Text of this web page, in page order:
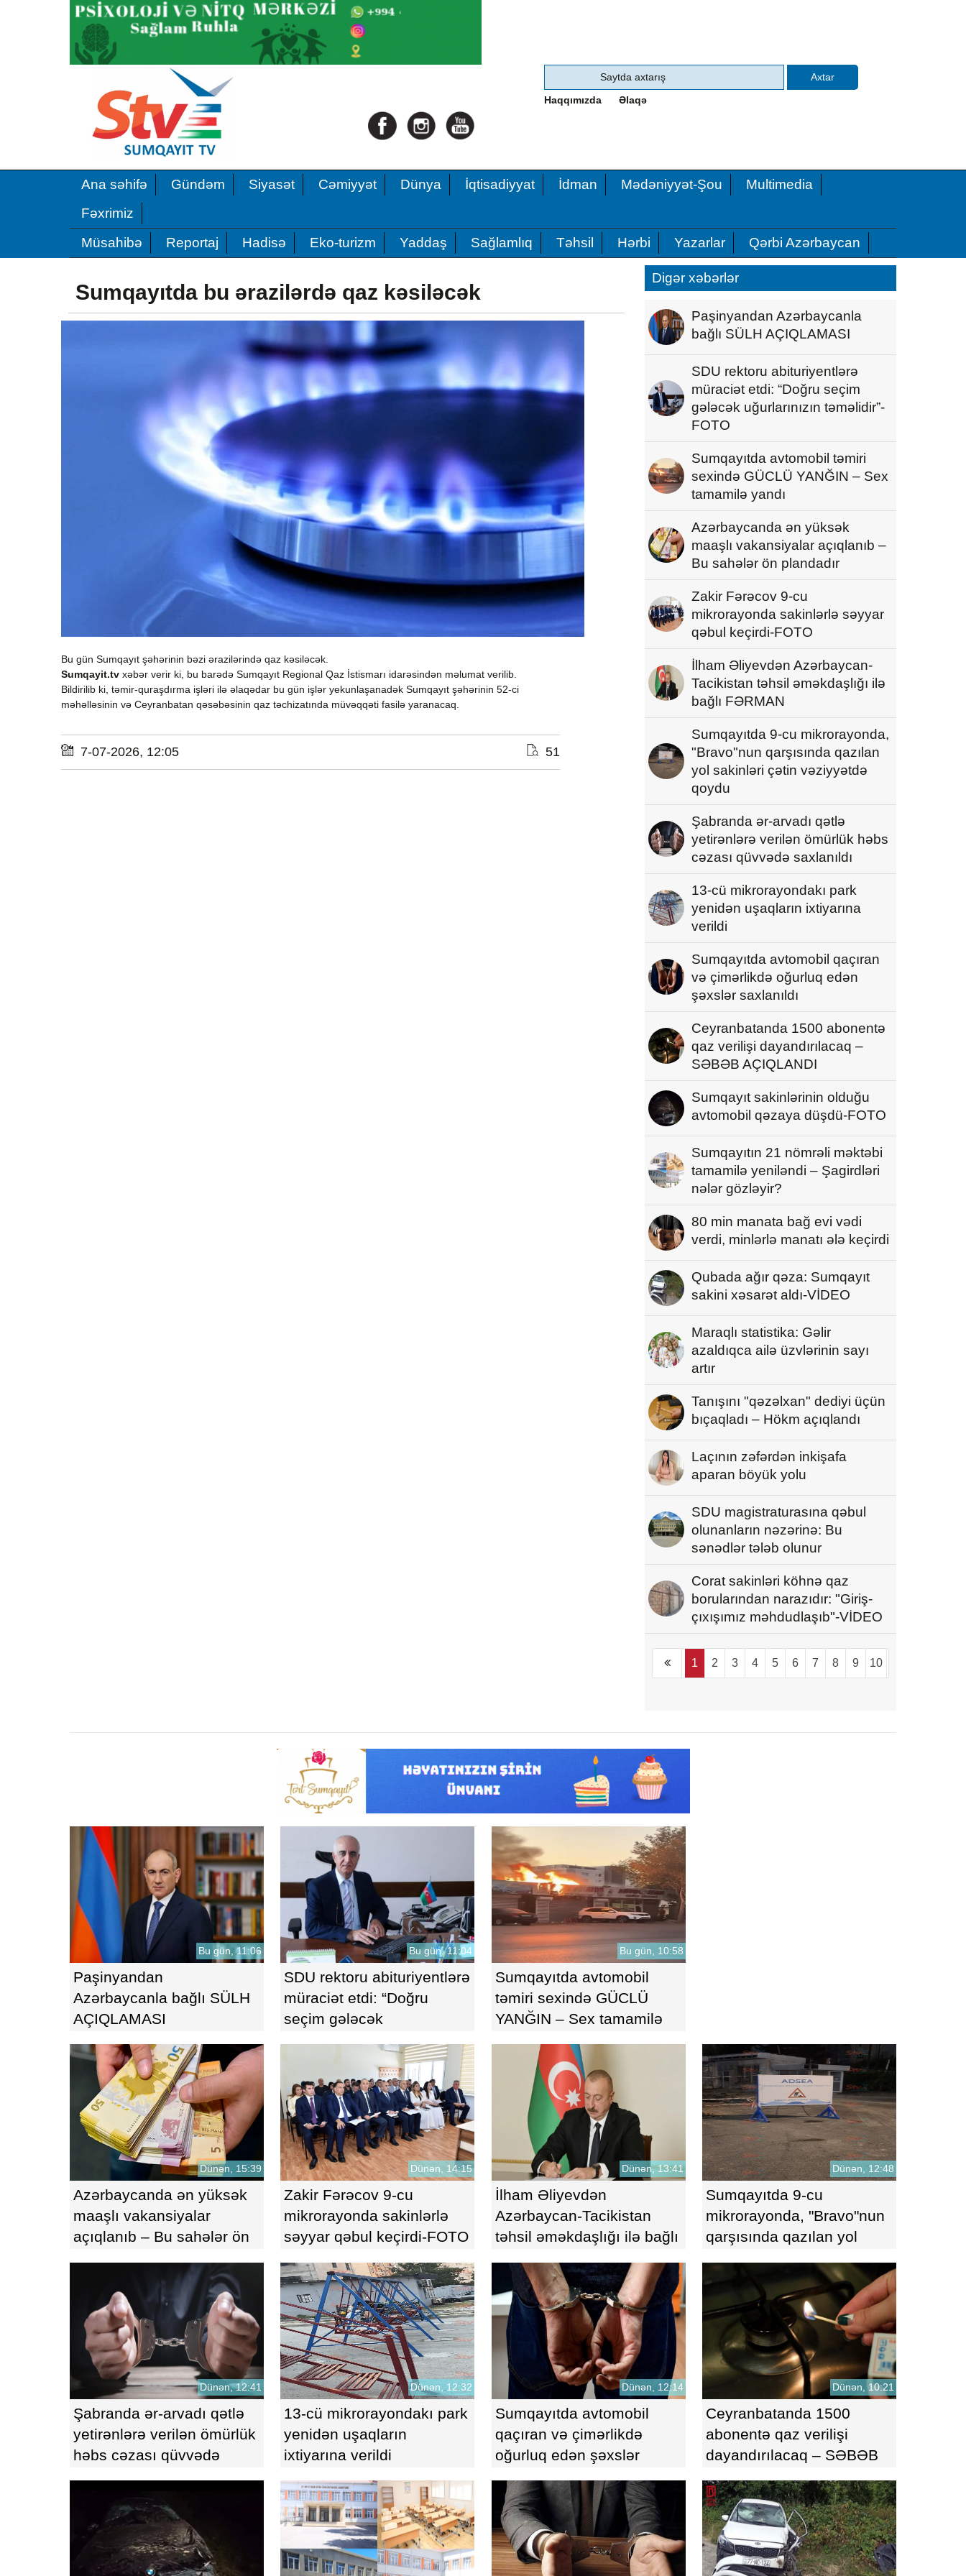
Haqqımızda Əlaqə
Ana səhifə Gündəm Siyasət Cəmiyyət Dünya İqtisadiyyat İdman Mədəniyyət-Şou
Multimedia
Fəxrimiz
Müsahibə
Reportaj Hadisə Eko-turizm Yaddaş Sağlamlıq Təhsil Hərbi Yazarlar Qərbi Azərbaycan
Sumqayıtda bu ərazilərdə qaz kəsiləcək
Bu gün Sumqayıt şəhərinin bəzi ərazilərində qaz kəsiləcək.
Sumqayit.tv xəbər verir ki, bu barədə Sumqayıt Regional Qaz İstismarı idarəsindən məlumat verilib.
Bildirilib ki, təmir-quraşdırma işləri ilə əlaqədar bu gün işlər yekunlaşanadək Sumqayıt şəhərinin 52-ci
məhəlləsinin və Ceyranbatan qəsəbəsinin qaz təchizatında müvəqqəti fasilə yaranacaq.
7-07-2026, 12:05 51
Digər xəbərlər
Paşinyandan Azərbaycanla
bağlı SÜLH AÇIQLAMASI
SDU rektoru abituriyentlərə
müraciət etdi: “Doğru seçim
gələcək uğurlarınızın təməlidir”-
FOTO
Sumqayıtda avtomobil təmiri
sexində GÜCLÜ YANĞIN – Sex
tamamilə yandı
Azərbaycanda ən yüksək
maaşlı vakansiyalar açıqlanıb –
Bu sahələr ön plandadır
Zakir Fərəcov 9-cu
mikrorayonda sakinlərlə səyyar
qəbul keçirdi-FOTO
İlham Əliyevdən Azərbaycan-
Tacikistan təhsil əməkdaşlığı ilə
bağlı FƏRMAN
Sumqayıtda 9-cu mikrorayonda,
"Bravo"nun qarşısında qazılan
yol sakinləri çətin vəziyyətdə
qoydu
Şabranda ər-arvadı qətlə
yetirənlərə verilən ömürlük həbs
cəzası qüvvədə saxlanıldı
13-cü mikrorayondakı park
yenidən uşaqların ixtiyarına
verildi
Sumqayıtda avtomobil qaçıran
və çimərlikdə oğurluq edən
şəxslər saxlanıldı
Ceyranbatanda 1500 abonentə
qaz verilişi dayandırılacaq –
SƏBƏB AÇIQLANDI
Sumqayıt sakinlərinin olduğu
avtomobil qəzaya düşdü-FOTO
Sumqayıtın 21 nömrəli məktəbi
tamamilə yeniləndi – Şagirdləri
nələr gözləyir?
80 min manata bağ evi vədi
verdi, minlərlə manatı ələ keçirdi
Qubada ağır qəza: Sumqayıt
sakini xəsarət aldı-VİDEO
Maraqlı statistika: Gəlir
azaldıqca ailə üzvlərinin sayı
artır
Tanışını "qəzəlxan" dediyi üçün
bıçaqladı – Hökm açıqlandı
Laçının zəfərdən inkişafa
aparan böyük yolu
SDU magistraturasına qəbul
olunanların nəzərinə: Bu
sənədlər tələb olunur
Corat sakinləri köhnə qaz
borularından narazıdır: "Giriş-
çıxışımız məhdudlaşıb"-VİDEO
1 2 3 4 5 6 7 8 9 10
Bu gün, 11:06
Paşinyandan
Azərbaycanla bağlı SÜLH
AÇIQLAMASI
Bu gün, 11:04
SDU rektoru abituriyentlərə
müraciət etdi: “Doğru
seçim gələcək
Bu gün, 10:58
Sumqayıtda avtomobil
təmiri sexində GÜCLÜ
YANĞIN – Sex tamamilə
Dünən, 15:39
Azərbaycanda ən yüksək
maaşlı vakansiyalar
açıqlanıb – Bu sahələr ön
Dünən, 14:15
Zakir Fərəcov 9-cu
mikrorayonda sakinlərlə
səyyar qəbul keçirdi-FOTO
Dünən, 13:41
İlham Əliyevdən
Azərbaycan-Tacikistan
təhsil əməkdaşlığı ilə bağlı
Dünən, 12:48
Sumqayıtda 9-cu
mikrorayonda, "Bravo"nun
qarşısında qazılan yol
qoydu
Dünən, 12:41
Şabranda ər-arvadı qətlə
yetirənlərə verilən ömürlük
həbs cəzası qüvvədə
Dünən, 12:32
13-cü mikrorayondakı park
yenidən uşaqların
ixtiyarına verildi
Dünən, 12:14
Sumqayıtda avtomobil
qaçıran və çimərlikdə
oğurluq edən şəxslər
Dünən, 10:21
Ceyranbatanda 1500
abonentə qaz verilişi
dayandırılacaq – SƏBƏB